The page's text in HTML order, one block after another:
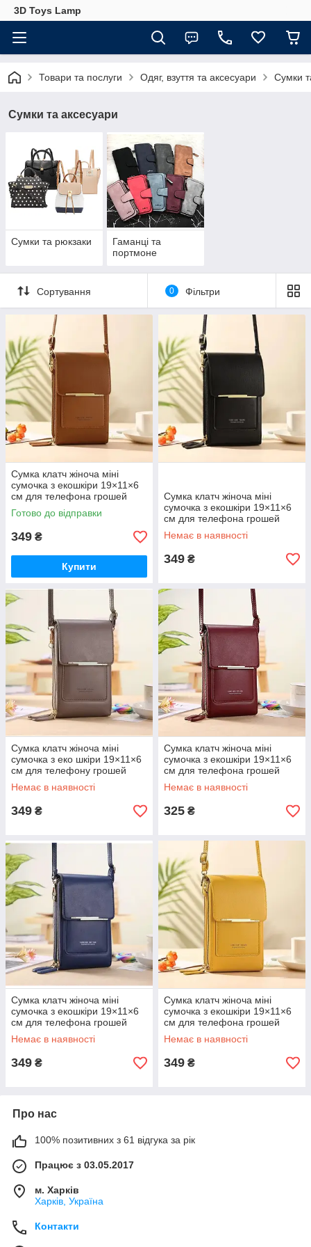
3D Toys Lamp
Товари та послуги Одяг, взуття та аксесуари Сумки
Сумки та аксесуари
Сумки та рюкзаки
Гаманці та
портмоне
Сортування 0 Фільтри
Сумка клатч жіноча міні
сумочка з екошкіри 19×11×6
см для телефона грошей
через плече з довгим
ремінцем на блискавці
Готово до відправки
349 ₴
Купити
Сумка клатч жіноча міні
сумочка з екошкіри 19×11×6
см для телефона грошей
ключів через плече з довгим
ремінцем на блискавці чорна
Немає в наявності
349 ₴
Сумка клатч жіноча міні
сумочка з еко шкіри 19×11×6
см для телефону грошей
ключів через плече з довгим
ремінцем на блискавці сіра
Немає в наявності
349 ₴
Сумка клатч жіноча міні
сумочка з екошкіри 19×11×6
см для телефона грошей
через плече з довгим
ремінцем на блискавці
Немає в наявності
325 ₴
Сумка клатч жіноча міні
сумочка з екошкіри 19×11×6
см для телефона грошей
ключів через плече з довгим
ремінцем на блискавці синя
Немає в наявності
349 ₴
Сумка клатч жіноча міні
сумочка з екошкіри 19×11×6
см для телефона грошей
ключів через плече з довгим
ремінцем на блискавці жовта
Немає в наявності
349 ₴
Про нас
100% позитивних з 61 відгука за рік
Працює з 03.05.2017
м. Харків
Харків, Україна
Контакти